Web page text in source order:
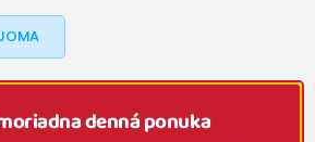
denná ponuka